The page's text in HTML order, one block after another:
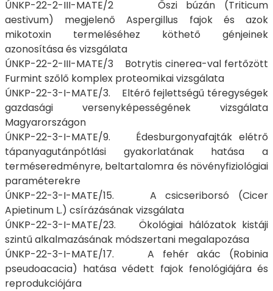
ÚNKP-22-2-III-MATE/2 Őszi búzán (Triticum
aestivum) megjelenő Aspergillus fajok és azok
mikotoxin termeléséhez köthető génjeinek
azonosítása és vizsgálata
ÚNKP-22-2-III-MATE/3 Botrytis cinerea-val fertőzött
Furmint szőlő komplex proteomikai vizsgálata
ÚNKP-22-3-I-MATE/3. Eltérő fejlettségű téregységek
gazdasági versenyképességének vizsgálata
Magyarországon
ÚNKP-22-3-I-MATE/9. Édesburgonyafajták elétrő
tápanyagutánpótlási gyakorlatának hatása a
terméseredményre, beltartalomra és növényfiziológiai
paraméterekre
ÚNKP-22-3-I-MATE/15. A csicseriborsó (Cicer
Apietinum L.) csírázásának vizsgálata
ÚNKP-22-3-I-MATE/23. Ökológiai hálózatok kistáji
szintű alkalmazásának módszertani megalapozása
ÚNKP-22-3-I-MATE/17. A fehér akác (Robinia
pseudoacacia) hatása védett fajok fenológiájára és
reprodukciójára